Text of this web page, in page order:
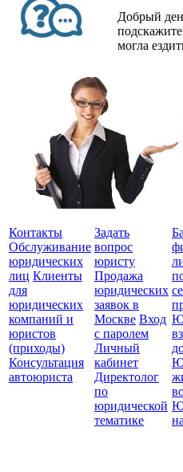
Добрый
могла
Контакты
Обслуживание
юридических
лиц Клиенты
для
юридических
компаний и
юристов
(приходы)
Консультация
автоюриста
Задать
вопрос
юристу
Продажа
юридических
заявок в
Москве Вход
с паролем
Личный
кабинет
Директолог
по
юридической
тематике